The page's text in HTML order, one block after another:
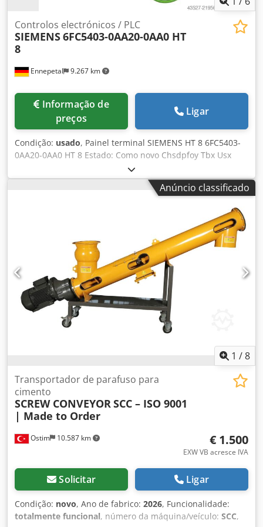
Ennepetal 9.267 km
Controlos electrónicos / PLC
SIEMENS6FC5403-0AA20-0AA0 HT
8
preços
Ligar
Condição: usado, Painel terminal SIEMENS HT 8 6FC5403-
0AA20-0AA0 HT 8 Estado: Como novo Chsdpfoy Tbx Usx
Anúncio classificado
1 /8
Ostim 10.587 km
Transportador de parafuso para
cimento
SCREW CONVEYORSCC – ISO 9001
| Made to Order
€ 1.500
EXW VB acresce IVA
Solicitar Ligar
Condição: novo, Ano de fabrico: 2026, Funcionalidade:
totalmente funcional, número da máquina/veículo: SCC,